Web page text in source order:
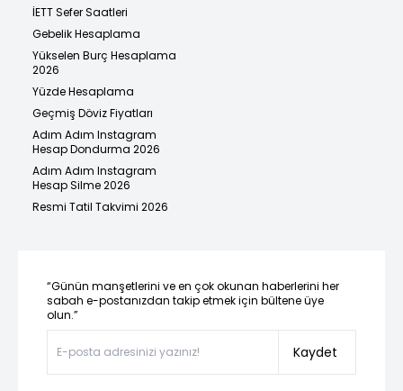
İETT Sefer Saatleri
Gebelik Hesaplama
Yükselen Burç Hesaplama
2026
Yüzde Hesaplama
Geçmiş Döviz Fiyatları
Adım Adım Instagram
Hesap Dondurma 2026
Adım Adım Instagram
Hesap Silme 2026
Resmi Tatil Takvimi 2026
“Günün manşetlerini ve en çok okunan haberlerini her
sabah e-postanızdan takip etmek için bültene üye
olun.”
Kaydet